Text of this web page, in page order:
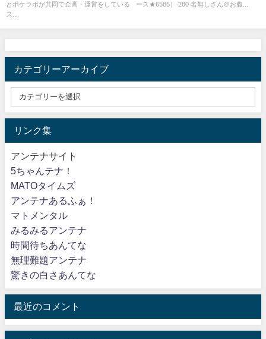
とポケラボが共同で企画・運営をしている
ス...
ース★6585） 280 名無しさん＠お腹...
カテゴリーアーカイブ
リンク集
アンテナサイト
5ちゃんテナ！
MATOタイムズ
アンテナあるふぁ！
マトメンタル
みるみるアンテナ
時間待ちあんてな
無理難題アンテナ
驚きの白さあんてな
最近のコメント